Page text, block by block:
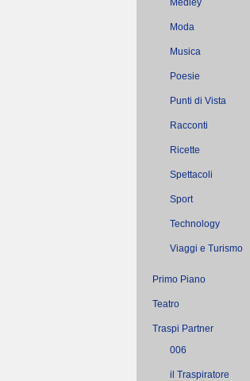
Medley
Moda
Musica
Poesie
Punti di Vista
Racconti
Ricette
Spettacoli
Sport
Technology
Viaggi e Turismo
Primo Piano
Teatro
Traspi Partner
006
il Traspiratore